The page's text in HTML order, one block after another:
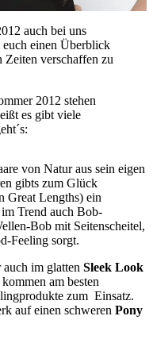
auch bei uns
einen Überblick
Zeiten verschaffen zu
2012 stehen
es gibt viele
von Natur aus sein eigen
gibts zum Glück
Great Lengths) ein
Trend auch Bob-
Bob mit Seitenscheitel,
Feeling sorgt.
auch im glatten Sleek Look
am besten
zum Einsatz.
auf einen schweren Pony